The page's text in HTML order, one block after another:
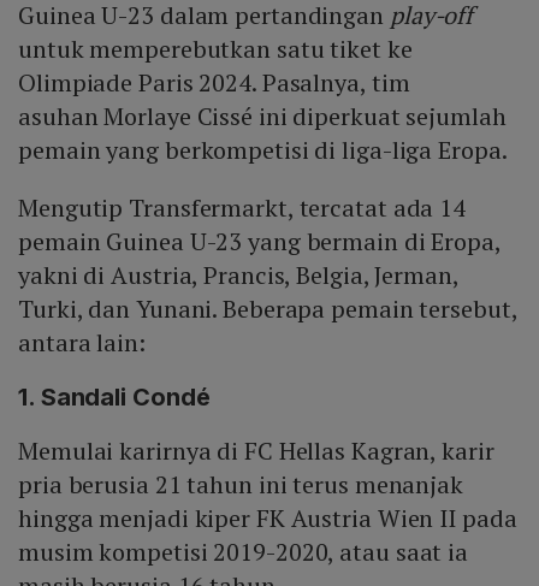
Guinea U-23 dalam pertandingan play-off
untuk memperebutkan satu tiket ke
Olimpiade Paris 2024. Pasalnya, tim
asuhan Morlaye Cissé ini diperkuat sejumlah
pemain yang berkompetisi di liga-liga Eropa.
Mengutip Transfermarkt, tercatat ada 14
pemain Guinea U-23 yang bermain di Eropa,
yakni di Austria, Prancis, Belgia, Jerman,
Turki, dan Yunani. Beberapa pemain tersebut,
antara lain:
1. Sandali Condé
Memulai karirnya di FC Hellas Kagran, karir
pria berusia 21 tahun ini terus menanjak
hingga menjadi kiper FK Austria Wien II pada
musim kompetisi 2019-2020, atau saat ia